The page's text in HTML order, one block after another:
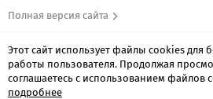
Полная версия сайта
Этот сайт использует файлы cookies для
работы пользователя. Продолжая
соглашаетесь с использованием файлов
подробнее